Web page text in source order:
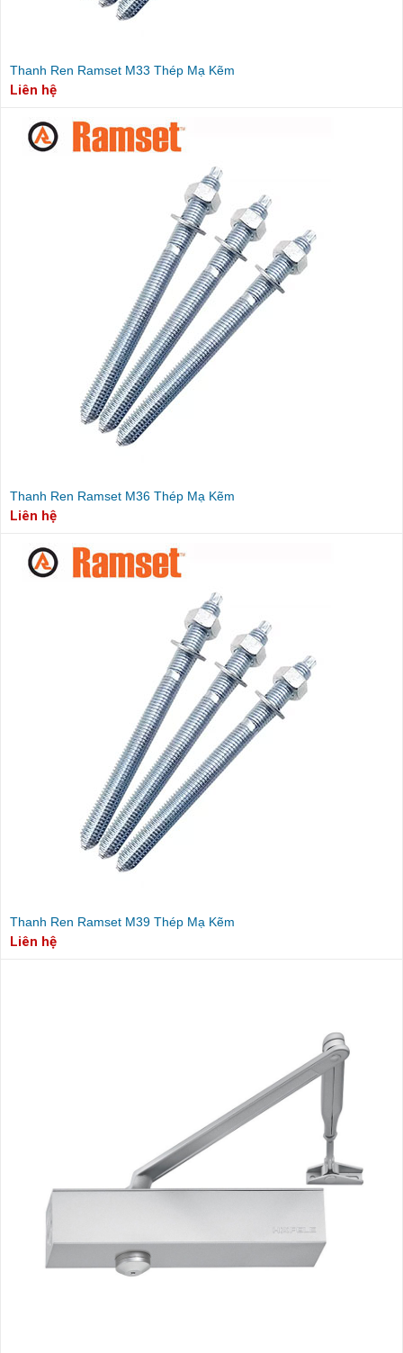
Thanh Ren Ramset M33 Thép Mạ Kẽm
Liên hệ
Thanh Ren Ramset M36 Thép Mạ Kẽm
Liên hệ
Thanh Ren Ramset M39 Thép Mạ Kẽm
Liên hệ